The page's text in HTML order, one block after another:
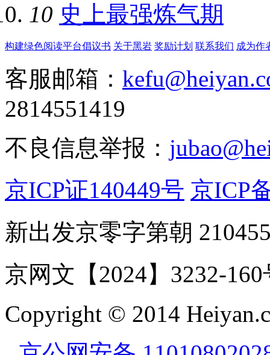
10 史上最强炼气期
构建绿色阅读平台倡议书 关于黑岩 奖励计划 联系我们 成为作
客服邮箱：
2814551419
不良信息举报：
京ICP证140449号 京ICP
新出发京零字第朝
京网文【2024】3232-160
Copyright © 2014